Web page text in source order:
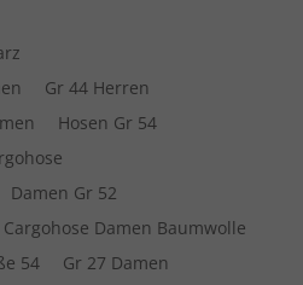
Gr 44 Herren
Hosen Gr 54
Damen Gr 52
Cargohose Damen Baumwolle
54
Gr 27 Damen